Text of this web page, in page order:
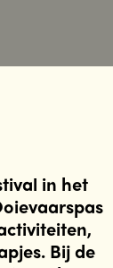
in het
Bij de